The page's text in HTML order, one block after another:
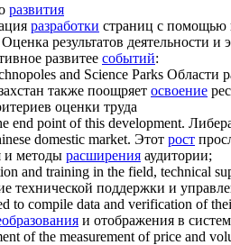
развития
разработки страниц с помощью
Оценка результатов деятельности и
развитее событий:
and Science Parks Области
также поощряет освоение
оценки труда
end point of this development.
domestic market. Этот рост
и методы расширения аудитории;
and training in the field, technical
технической поддержки и
to compile data and verification of
и отображения в
of the measurement of price and